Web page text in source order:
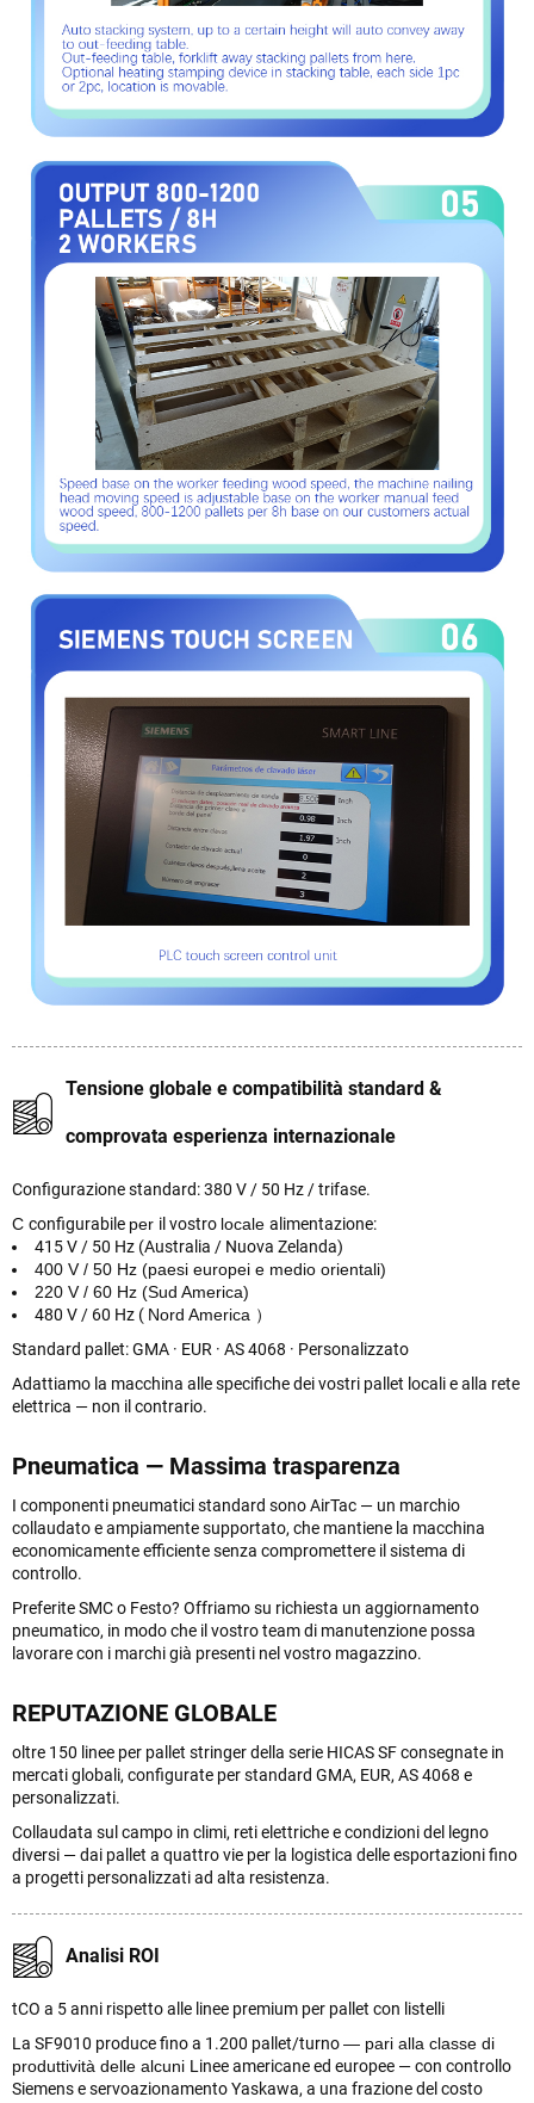
Tensione globale e compatibilità standard &
comprovata esperienza internazionale
Configurazione standard: 380 V / 50 Hz / trifase.
C configurabile per il vostro locale alimentazione:
415 V / 50 Hz (Australia / Nuova Zelanda)
400 V / 50 Hz (paesi europei e medio orientali)
220 V / 60 Hz (Sud America)
480 V / 60 Hz ( Nord America ）
Standard pallet: GMA · EUR · AS 4068 · Personalizzato
Adattiamo la macchina alle specifiche dei vostri pallet locali e alla rete
elettrica — non il contrario.
Pneumatica — Massima trasparenza
I componenti pneumatici standard sono AirTac — un marchio
collaudato e ampiamente supportato, che mantiene la macchina
economicamente efficiente senza compromettere il sistema di
controllo.
Preferite SMC o Festo? Offriamo su richiesta un aggiornamento
pneumatico, in modo che il vostro team di manutenzione possa
lavorare con i marchi già presenti nel vostro magazzino.
REPUTAZIONE GLOBALE
oltre 150 linee per pallet stringer della serie HICAS SF consegnate in
mercati globali, configurate per standard GMA, EUR, AS 4068 e
personalizzati.
Collaudata sul campo in climi, reti elettriche e condizioni del legno
diversi — dai pallet a quattro vie per la logistica delle esportazioni fino
a progetti personalizzati ad alta resistenza.
Analisi ROI
tCO a 5 anni rispetto alle linee premium per pallet con listelli
La SF9010 produce fino a 1.200 pallet/turno— pari alla classe di
produttività delle alcuni Linee americane ed europee — con controllo
Siemens e servoazionamento Yaskawa, a una frazione del costo